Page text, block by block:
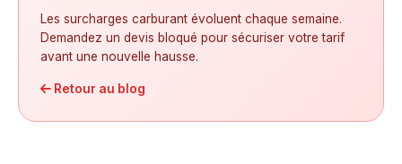
Les surcharges carburant évoluent chaque semaine.
Demandez un devis bloqué pour sécuriser votre tarif
avant une nouvelle hausse.
Retour au blog